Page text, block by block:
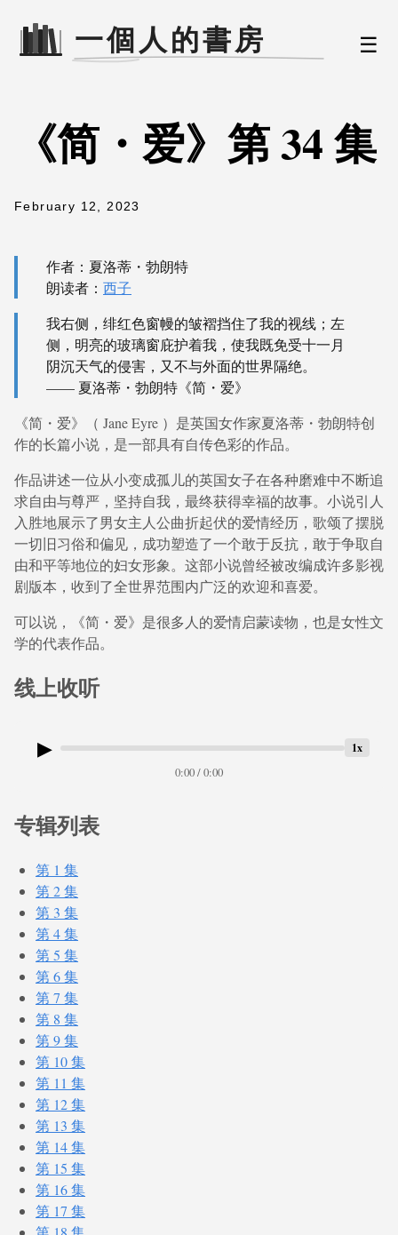
☰
《简・爱》第 34 集
February 12, 2023
作者：夏洛蒂・勃朗特
朗读者： 西子
我右侧，绯红色窗幔的皱褶挡住了我的视线；左
侧，明亮的玻璃窗庇护着我，使我既免受十一月
阴沉天气的侵害，又不与外面的世界隔绝。
—— 夏洛蒂・勃朗特《简・爱》
《简・爱》（ Jane Eyre ）是英国女作家夏洛蒂・勃朗特创
作的长篇小说，是一部具有自传色彩的作品。
作品讲述一位从小变成孤儿的英国女子在各种磨难中不断追
求自由与尊严，坚持自我，最终获得幸福的故事。小说引人
入胜地展示了男女主人公曲折起伏的爱情经历，歌颂了摆脱
一切旧习俗和偏见，成功塑造了一个敢于反抗，敢于争取自
由和平等地位的妇女形象。这部小说曾经被改编成许多影视
剧版本，收到了全世界范围内广泛的欢迎和喜爱。
可以说，《简・爱》是很多人的爱情启蒙读物，也是女性文
学的代表作品。
线上收听
▶
0:00 / 0:00
1x
专辑列表
第 1 集
第 2 集
第 3 集
第 4 集
第 5 集
第 6 集
第 7 集
第 8 集
第 9 集
第 10 集
第 11 集
第 12 集
第 13 集
第 14 集
第 15 集
第 16 集
第 17 集